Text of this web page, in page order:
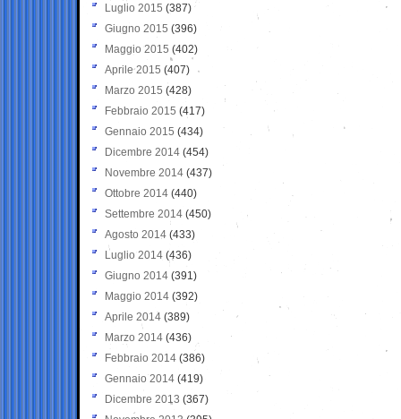
Luglio 2015 (387)
Giugno 2015 (396)
Maggio 2015 (402)
Aprile 2015 (407)
Marzo 2015 (428)
Febbraio 2015 (417)
Gennaio 2015 (434)
Dicembre 2014 (454)
Novembre 2014 (437)
Ottobre 2014 (440)
Settembre 2014 (450)
Agosto 2014 (433)
Luglio 2014 (436)
Giugno 2014 (391)
Maggio 2014 (392)
Aprile 2014 (389)
Marzo 2014 (436)
Febbraio 2014 (386)
Gennaio 2014 (419)
Dicembre 2013 (367)